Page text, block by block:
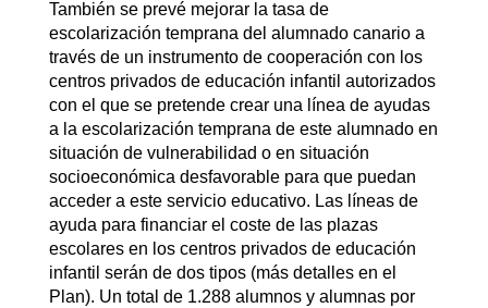
También se prevé mejorar la tasa de
escolarización temprana del alumnado canario a
través de un instrumento de cooperación con los
centros privados de educación infantil autorizados
con el que se pretende crear una línea de ayudas
a la escolarización temprana de este alumnado en
situación de vulnerabilidad o en situación
socioeconómica desfavorable para que puedan
acceder a este servicio educativo. Las líneas de
ayuda para financiar el coste de las plazas
escolares en los centros privados de educación
infantil serán de dos tipos (más detalles en el
Plan). Un total de 1.288 alumnos y alumnas por